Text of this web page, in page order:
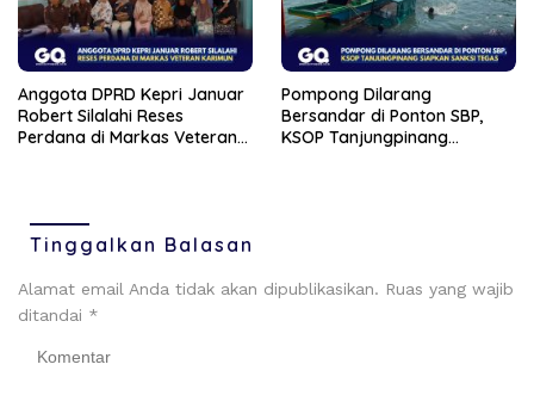
Anggota DPRD Kepri Januar
Robert Silalahi Reses
Perdana di Markas Veteran
Pompong Dilarang
Bersandar di Ponton SBP,
KSOP Tanjungpinang
Tinggalkan Balasan
Alamat email Anda tidak akan dipublikasikan. Ruas yang wajib
ditandai *